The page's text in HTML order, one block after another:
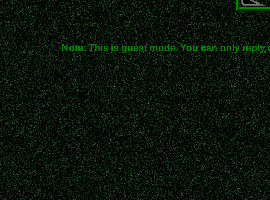
Note: This is guest mode. You can only